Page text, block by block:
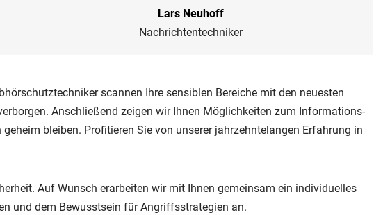
Lars Neuhoff
Nachrichtentechniker
scannen Ihre sensiblen Bereiche mit den neuesten
Anschließend zeigen wir Ihnen Möglichkeiten zum Informations-
bleiben. Profitieren Sie von unserer jahrzehntelangen Erfahrung in
Auf Wunsch erarbeiten wir mit Ihnen gemeinsam ein individuelles
und dem Bewusstsein für Angriffsstrategien an.